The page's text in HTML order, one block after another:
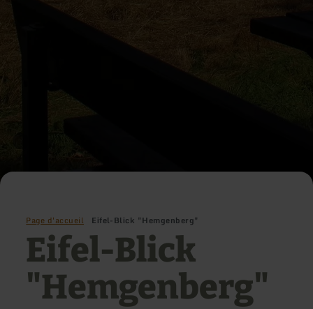
Page d'accueil Eifel-Blick "Hemgenberg"
Eifel-Blick
"Hemgenberg"